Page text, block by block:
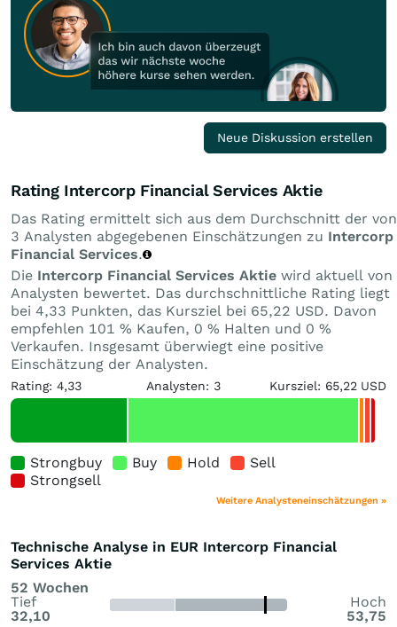
Neue Diskussion erstellen
Rating Intercorp Financial Services Aktie
Das Rating ermittelt sich aus dem Durchschnitt der von
3 Analysten abgegebenen Einschätzungen zu Intercorp
Financial Services.
Die Intercorp Financial Services Aktie wird aktuell von
Analysten bewertet. Das durchschnittliche Rating liegt
bei 4,33 Punkten, das Kursziel bei 65,22 USD. Davon
empfehlen 101 % Kaufen, 0 % Halten und 0 %
Verkaufen. Insgesamt überwiegt eine positive
Einschätzung der Analysten.
Rating: 4,33 Analysten: 3 Kursziel: 65,22 USD
Strongbuy Buy Hold
Sell
Strongsell
Weitere Analysteneinschätzungen »
Technische Analyse in EUR Intercorp Financial
Services Aktie
52 Wochen
Tief
32,10
Hoch
53,75